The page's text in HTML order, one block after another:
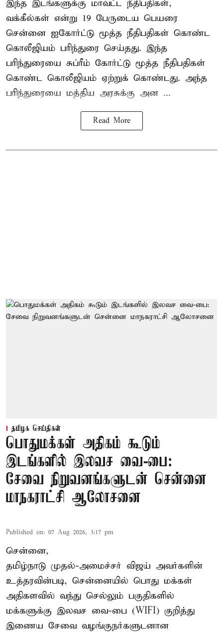
இந்த இடங்களுக்கு மாவட்ட நீதிபதிகள்,
வக்கீல்கள் என்று 19 பேருடைய பெயரை
சென்னை ஐகோர்ட்டு மூத்த நீதிபதிகள் கொண்ட
கொலீஜியம் பரிந்துரை செய்தது. இந்த
பரிந்துரையை சுப்ரீம் கோர்ட்டு மூத்த நீதிபதிகள்
கொண்ட கொலீஜியம் ஏற்றுக் கொண்டது. அந்த
பரிந்துரையை மத்திய அரசுக்கு அன ...
Read More
தமிழக செய்திகள்
பொதுமக்கள் அதிகம் கூடும்
இடங்களில் இலவச வை-பை:
சேவை நிறுவனங்களுடன் சென்னை
மாநகராட்சி ஆலோசனை
Published on: 07 Aug 2026, 3:17 pm
சென்னை,
தமிழ்நாடு முதல்-அமைச்சர் விஜய் அவர்களின்
உத்தரவின்படி, சென்னையில் பொது மக்கள்
அதிகளவில் வந்து செல்லும் பகுதிகளில்
மக்களுக்கு இலவச வை-பை (WIFI) குறித்து
இணைய சேவை வழங்குநர்களுடனான